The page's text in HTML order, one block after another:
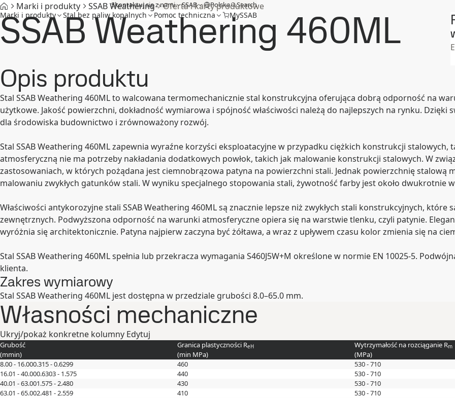
Skontaktuj się z nami SSAB Polska Search
Marki i produkty Stal bez paliw kopalnych Pomoc techniczna MySSAB
Marki i produkty SSAB Weathering Oferta i karty produktowe
SSAB Weathering 460ML
Opis produktu
Stal SSAB Weathering 460ML to walcowana termomechanicznie stal konstrukcyjna oferująca dobrą odporność na
użytkowe. Jakość powierzchni, dokładność wymiarowa i spójność właściwości należą do najlepszych na rynku.
dla środowiska budownictwo i zrównoważony rozwój.
Stal SSAB Weathering 460ML zapewnia wyraźne korzyści eksploatacyjne w przypadku ciężkich konstrukcji
atmosferyczną nie ma potrzeby nakładania dodatkowych powłok, takich jak malowanie konstrukcji stalowych. W
zastosowaniach, w których pożądana jest ciemnobrązowa patyna na powierzchni stali. Jednak powierzchnię
malowaniu zwykłych gatunków stali. W wyniku specjalnego stopowania stali, żywotność farby jest około dwukrotnie
Właściwości antykorozyjne stali SSAB Weathering 460ML są znacznie lepsze niż zwykłych stali konstrukcyjnych,
zewnętrznych. Podwyższona odporność na warunki atmosferyczne opiera się na warstwie tlenku, czyli patynie.
wyróżnia się architektonicznie. Patyna najpierw zaczyna być żółtawa, a wraz z upływem czasu kolor zmienia się na
Stal SSAB Weathering 460ML spełnia lub przekracza wymagania S460J5W+M określone w normie EN 10025-5.
klienta.
Zakres wymiarowy
Stal SSAB Weathering 460ML jest dostępna w przedziale grubości 8.0–65.0 mm.
Własności mechaniczne
Ukryj/pokaż konkretne kolumny Edytuj
Grubość
(mmin)
Granica plastyczności ReH
(min MPa)
Wytrzymałość na rozciąganie Rm
(MPa)
8.00 - 16.000.315 - 0.6299 460 530 - 710
16.01 - 40.000.6303 - 1.575 440 530 - 710
40.01 - 63.001.575 - 2.480 430 530 - 710
63.01 - 65.002.481 - 2.559 410 530 - 710